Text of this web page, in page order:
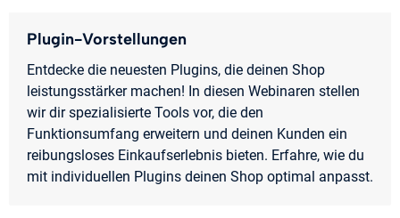
Plugin-Vorstellungen
Entdecke die neuesten Plugins, die deinen Shop
leistungsstärker machen! In diesen Webinaren stellen
wir dir spezialisierte Tools vor, die den
Funktionsumfang erweitern und deinen Kunden ein
reibungsloses Einkaufserlebnis bieten. Erfahre, wie du
mit individuellen Plugins deinen Shop optimal anpasst.